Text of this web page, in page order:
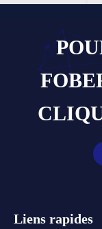
Liens rapides